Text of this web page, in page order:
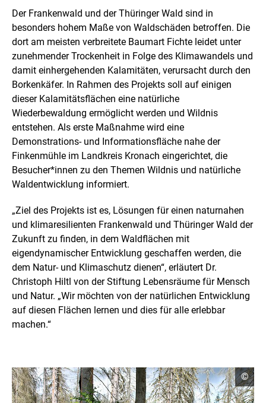
r
t
e
D
a
r
s
t
e
l
l
u
n
g
Der Frankenwald und der Thüringer Wald sind in
besonders hohem Maße von Waldschäden betroffen. Die
dort am meisten verbreitete Baumart Fichte leidet unter
zunehmender Trockenheit in Folge des Klimawandels und
damit einhergehenden Kalamitäten, verursacht durch den
Borkenkäfer. In Rahmen des Projekts soll auf einigen
dieser Kalamitätsflächen eine natürliche
Wiederbewaldung ermöglicht werden und Wildnis
entstehen. Als erste Maßnahme wird eine
Demonstrations- und Informationsfläche nahe der
Finkenmühle im Landkreis Kronach eingerichtet, die
Besucher*innen zu den Themen Wildnis und natürliche
Waldentwicklung informiert.
„Ziel des Projekts ist es, Lösungen für einen naturnahen
und klimaresilienten Frankenwald und Thüringer Wald der
Zukunft zu finden, in dem Waldflächen mit
eigendynamischer Entwicklung geschaffen werden, die
dem Natur- und Klimaschutz dienen“, erläutert Dr.
Christoph Hiltl von der Stiftung Lebensräume für Mensch
und Natur. „Wir möchten von der natürlichen Entwicklung
auf diesen Flächen lernen und dies für alle erlebbar
machen.“
C
o
p
©